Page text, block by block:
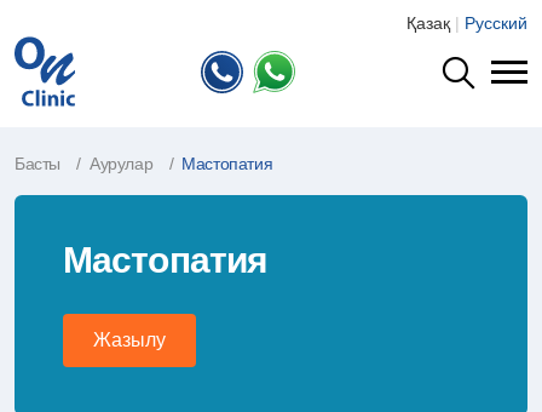
Қазақ | Русский
Басты Аурулар Мастопатия
Мастопатия
Жазылу